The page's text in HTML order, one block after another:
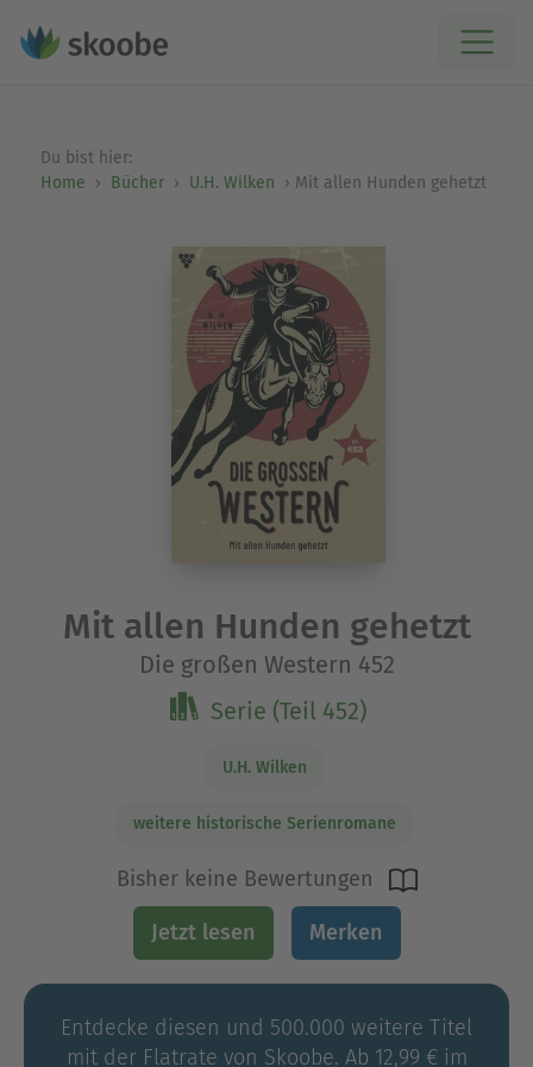
Du bist hier:
Home
Bücher U.H. Wilken Mit allen Hunden gehetzt
Mit allen Hunden gehetzt
Die großen Western 452
Serie (Teil 452)
U.H. Wilken
weitere historische Serienromane
Bisher keine Bewertungen
Jetzt lesen Merken
Entdecke diesen und 500.000 weitere Titel
mit der Flatrate von Skoobe. Ab 12,99 € im